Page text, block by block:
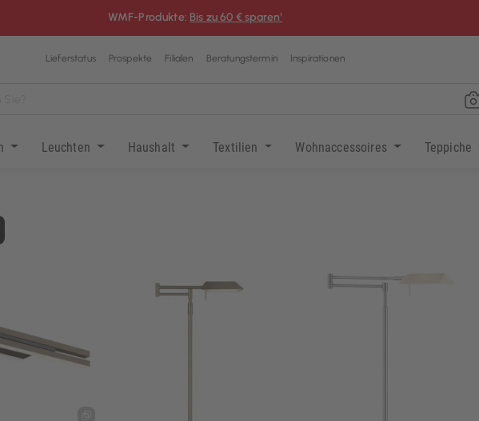
WMF-Produkte: Bis zu 60 € sparen¹
Lieferstatus Prospekte Filialen Beratungstermin Inspirationen
Leuchten Haushalt Textilien Wohnaccessoires Teppiche